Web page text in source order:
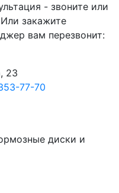
- звоните или
закажите
вам перезвонит:
23
77-70
диски и